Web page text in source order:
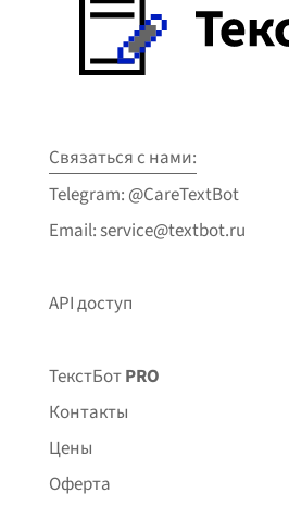
Связаться с нами:
Telegram: @CareTextBot
Email: service@textbot.ru
API доступ
ТекстБотPRO
Контакты
Цены
Оферта